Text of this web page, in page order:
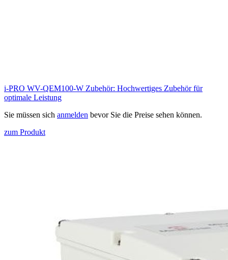
i-PRO WV-QEM100-W Zubehör: Hochwertiges Zubehör für
optimale Leistung
Sie müssen sich anmelden bevor Sie die Preise sehen können.
zum Produkt